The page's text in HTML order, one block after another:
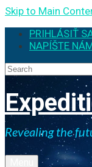
Skip to Main
PRIHLÁSIŤ
NAPÍŠTE
Revealing the